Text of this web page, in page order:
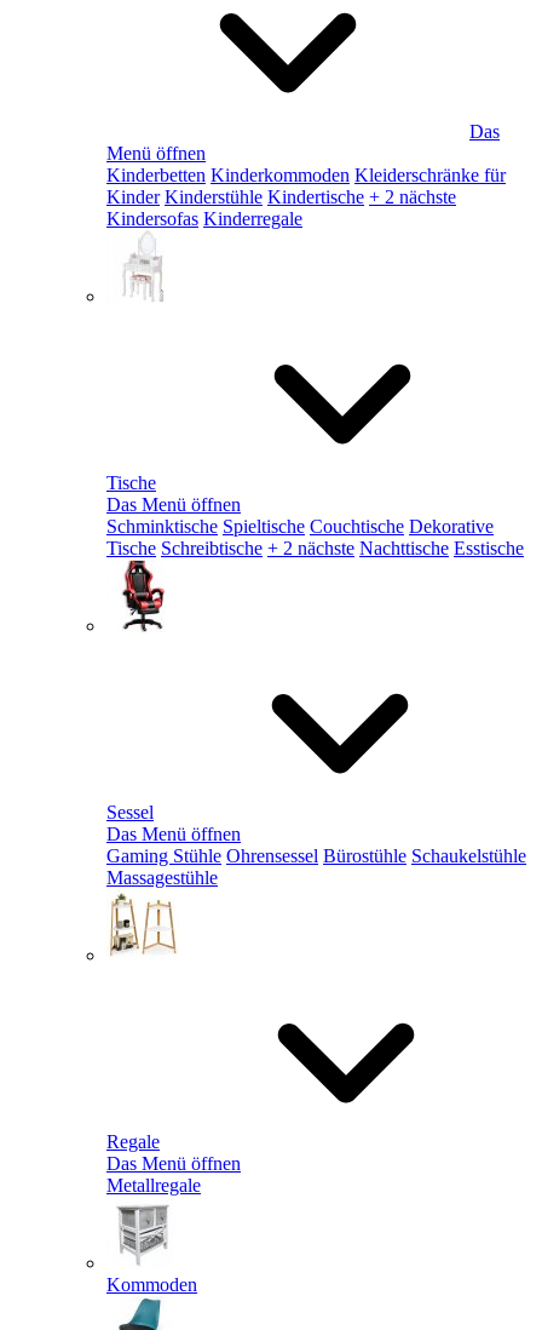
Das
Menü öffnen
Kinderbetten Kinderkommoden Kleiderschränke für
Kinder Kinderstühle Kindertische + 2 nächste
Kindersofas Kinderregale
Tische
Das Menü öffnen
Schminktische Spieltische Couchtische Dekorative
Tische Schreibtische + 2 nächste Nachttische Esstische
Sessel
Das Menü öffnen
Gaming Stühle Ohrensessel Bürostühle Schaukelstühle
Massagestühle
Regale
Das Menü öffnen
Metallregale
Kommoden